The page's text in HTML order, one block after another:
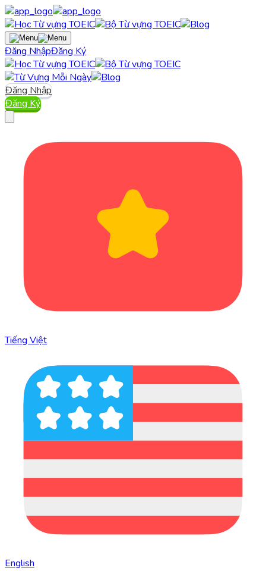
Đăng NhậpĐăng Ký
Đăng Nhập
Đăng Ký
Tiếng Việt
English